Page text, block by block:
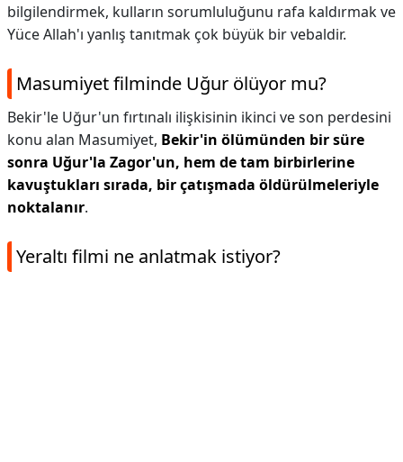
bilgilendirmek, kulların sorumluluğunu rafa kaldırmak ve
Yüce Allah'ı yanlış tanıtmak çok büyük bir vebaldir.
Masumiyet filminde Uğur ölüyor mu?
Bekir'le Uğur'un fırtınalı ilişkisinin ikinci ve son perdesini
konu alan Masumiyet, Bekir'in ölümünden bir süre
sonra Uğur'la Zagor'un, hem de tam birbirlerine
kavuştukları sırada, bir çatışmada öldürülmeleriyle
noktalanır.
Yeraltı filmi ne anlatmak istiyor?